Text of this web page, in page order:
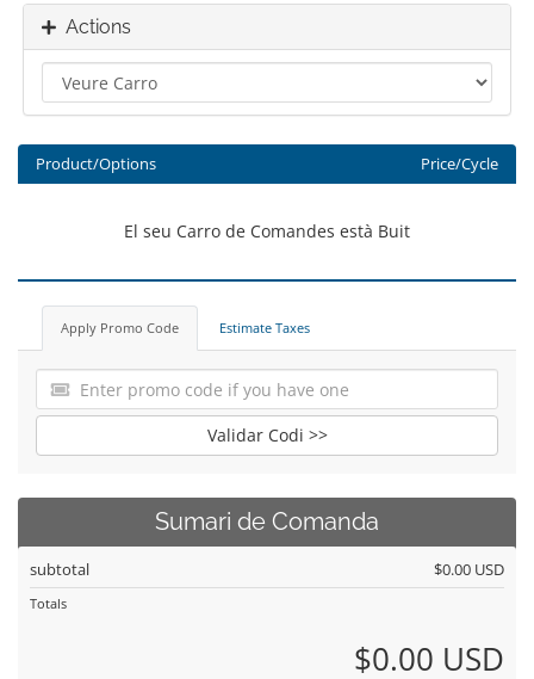
Actions
Product/Options Price/Cycle
El seu Carro de Comandes està Buit
Apply Promo Code Estimate Taxes
Validar Codi >>
Sumari de Comanda
subtotal $0.00 USD
Totals
$0.00 USD